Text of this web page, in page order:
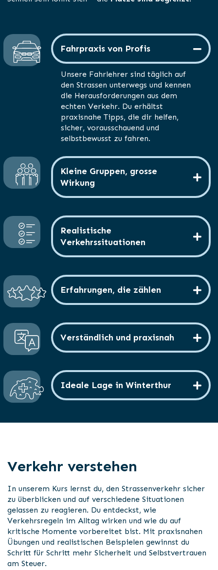
Fahrpraxis von Profis
Unsere Fahrlehrer sind täglich auf
den Strassen unterwegs und kennen
die Herausforderungen aus dem
echten Verkehr. Du erhältst
praxisnahe Tipps, die dir helfen,
sicher, vorausschauend und
selbstbewusst zu fahren.
Kleine Gruppen, grosse
Wirkung
Realistische
Verkehrssituationen
Erfahrungen, die zählen
Verständlich und praxisnah
Ideale Lage in Winterthur
Verkehr verstehen
In unserem Kurs lernst du, den Strassenverkehr sicher
zu überblicken und auf verschiedene Situationen
gelassen zu reagieren. Du entdeckst, wie
Verkehrsregeln im Alltag wirken und wie du auf
kritische Momente vorbereitet bist. Mit praxisnahen
Übungen und realistischen Beispielen gewinnst du
Schritt für Schritt mehr Sicherheit und Selbstvertrauen
am Steuer.